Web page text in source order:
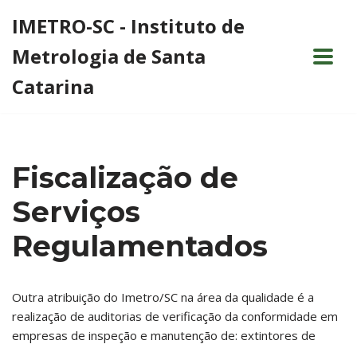
para
o
IMETRO-SC - Instituto de
Metrologia de Santa
Catarina
Fiscalização de
Serviços
Regulamentados
Outra atribuição do Imetro/SC na área da qualidade é a
realização de auditorias de verificação da conformidade em
empresas de inspeção e manutenção de: extintores de